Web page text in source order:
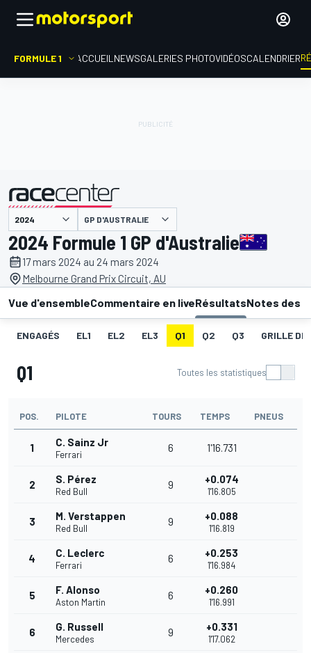
FORMULE 1 ACCUEIL NEWSGALERIES PHOTOVIDÉOSCALENDRIER
présenté par GP D'AUSTRALIE
2024 Formule 1 GP d'Australie
17 mars 2024 au 24 mars 2024
Melbourne Grand Prix Circuit, AU
Vue d'ensembleCommentaire en liveRésultatsNotes des
ENGAGÉS EL1 EL2 EL3 Q1 Q2 Q3 GRILLE DE
Q1 Toutes les statistiques
POS. PILOTE TOURS TEMPS PNEUS
1 C. Sainz Jr
Ferrari
6 1'16.731
2 S. Pérez
Red Bull
9 +0.074
1'16.805
3 M. Verstappen
Red Bull
9 +0.088
1'16.819
4 C. Leclerc
Ferrari
6 +0.253
1'16.984
5 F. Alonso
Aston Martin
6 +0.260
1'16.991
6 G. Russell
Mercedes
9 +0.331
1'17.062